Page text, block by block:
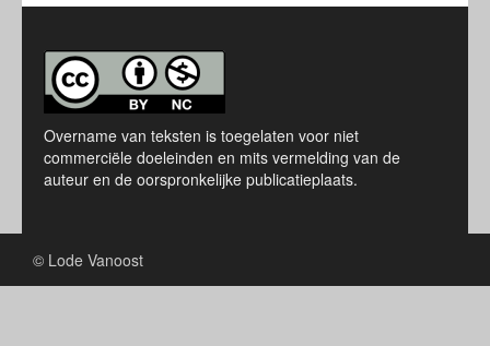
Overname van teksten is toegelaten voor niet
commerciële doeleinden en mits vermelding van de
auteur en de oorspronkelijke publicatieplaats.
© Lode Vanoost